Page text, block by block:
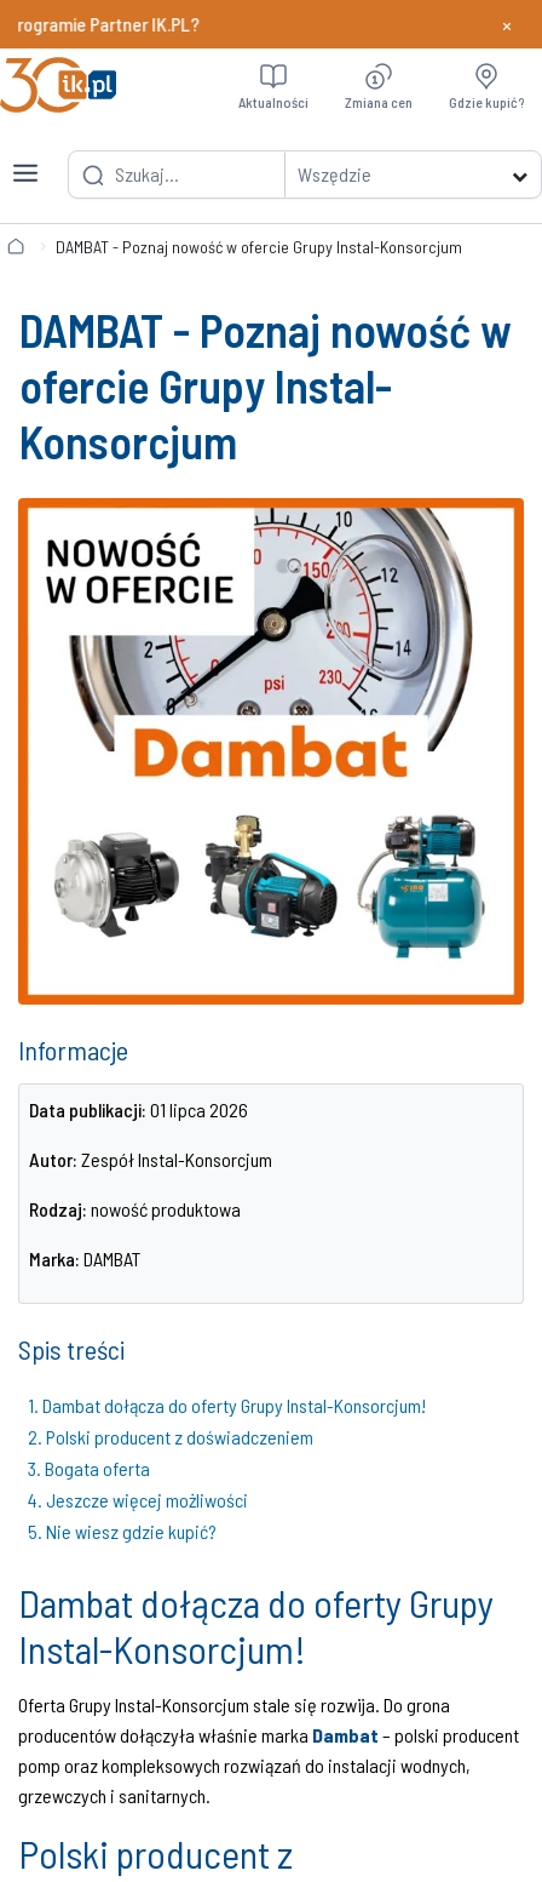
Partner IK.PL? Dowiedz
×
Wszędzie
Aktualności Zmiana cen Gdzie kupić?
DAMBAT - Poznaj nowość w ofercie Grupy Instal-Konsorcjum
DAMBAT - Poznaj nowość w
ofercie Grupy Instal-
Konsorcjum
Informacje
Data publikacji: 01 lipca 2026
Autor: Zespół Instal-Konsorcjum
Rodzaj: nowość produktowa
Marka: DAMBAT
Spis treści
1. Dambat dołącza do oferty Grupy Instal-Konsorcjum!
2. Polski producent z doświadczeniem
3. Bogata oferta
4. Jeszcze więcej możliwości
5. Nie wiesz gdzie kupić?
Dambat dołącza do oferty Grupy
Instal-Konsorcjum!
Oferta Grupy Instal-Konsorcjum stale się rozwija. Do grona
producentów dołączyła właśnie marka Dambat – polski producent
pomp oraz kompleksowych rozwiązań do instalacji wodnych,
grzewczych i sanitarnych.
Polski producent z